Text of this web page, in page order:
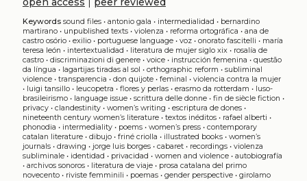
Keywords sound files• antonio gala • intermedialidad • bernardino
martirano• unpublished texts• violenza • reforma ortográfica • ana de
castro osório• exilio• portuguese language• voz• onorato fascitelli • maría
teresa león • intertextualidad • literatura de mujer siglo xix• rosalía de
castro• discriminazioni di genere• voice• instrucción femenina • questão
da língua • lagartijas tiradas al sol • orthographic reform • subliminal
violence• transparencia • don quijote• feminal • violencia contra la mujer
• luigi tansillo• leucopetra • flores y perlas• erasmo da rotterdam • luso-
brasileirismo• language issue• scrittura delle donne• fin de siècle fiction •
privacy• clandestinity• women’s writing • escriptura de dones•
nineteenth century women’s literature• textos inéditos• rafael alberti •
phonodia • intermediality• poems• women’s press• contemporary
catalan literature• dibujo• friné criolla • illustrated books• women’s
journals• drawing • jorge luis borges• cabaret• recordings• violenza
subliminale• identidad • privacidad • women and violence• autobiografía
• archivos sonoros• literatura de viaje• prosa catalana del primo
novecento• riviste femminili • poemas• gender perspective• girolamo